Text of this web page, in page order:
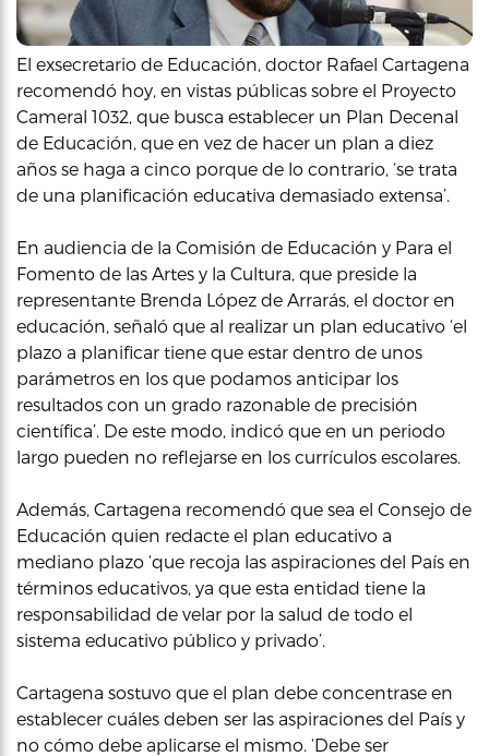
El exsecretario de Educación, doctor Rafael Cartagena
recomendó hoy, en vistas públicas sobre el Proyecto
Cameral 1032, que busca establecer un Plan Decenal
de Educación, que en vez de hacer un plan a diez
años se haga a cinco porque de lo contrario, ‘se trata
de una planificación educativa demasiado extensa’.
En audiencia de la Comisión de Educación y Para el
Fomento de las Artes y la Cultura, que preside la
representante Brenda López de Arrarás, el doctor en
educación, señaló que al realizar un plan educativo ‘el
plazo a planificar tiene que estar dentro de unos
parámetros en los que podamos anticipar los
resultados con un grado razonable de precisión
científica’. De este modo, indicó que en un periodo
largo pueden no reflejarse en los currículos escolares.
Además, Cartagena recomendó que sea el Consejo de
Educación quien redacte el plan educativo a
mediano plazo ‘que recoja las aspiraciones del País en
términos educativos, ya que esta entidad tiene la
responsabilidad de velar por la salud de todo el
sistema educativo público y privado’.
Cartagena sostuvo que el plan debe concentrase en
establecer cuáles deben ser las aspiraciones del País y
no cómo debe aplicarse el mismo. ‘Debe ser